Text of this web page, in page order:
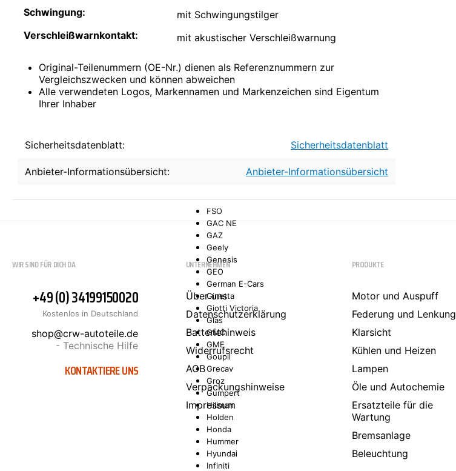
Desoto
Donkervoort
E.GO
Eagle
Ebro
Ford Asia/Oceania
Freightliner
FSO
GAC NE
GAZ
Geely
Genesis
GEO
German E-Cars
Ginetta
Giotti Victoria
Glas
GMC
GME
Goupil
Grecav
Groz
Gumpert
Hillman
Holden
Honda
Hummer
Hyundai
Infiniti
Schwingung:
mit Schwingungstilger
Verschleißwarnkontakt:
mit akustischer Verschleißwarnung
Original-Teilenummern (OE-Nr.) dienen als Referenznummern zur
Vergleichszwecken und können abweichen
Alle verwendeten Logos, Markennamen und Markenzeichen sind Eigentum
Ihrer Inhaber
Sicherheitsdatenblatt: Sicherheitsdatenblatt
Anbieter-Informationsübersicht: Anbieter-Informationsübersicht
WIR SIND FÜR DICH DA
+49 (0) 34199150020
Kostenlos in Deutschland
shop@crw-autoteile.de
- Technische Hilfe
KONTAKTIERE UNS
UNTERNEHMEN
Über uns
Datenschutzerklärung
Batteriehinweis
Widerrufsrecht
AGB
Verpackungshinweise
Impressum
PRODUKTE
Motor und Auspuff
Federung und Lenkung
Klarsicht
Kühlen und Heizen
Lampen
Öle und Autochemie
Ersatzteile für die
Wartung
Bremsanlage
Beleuchtung